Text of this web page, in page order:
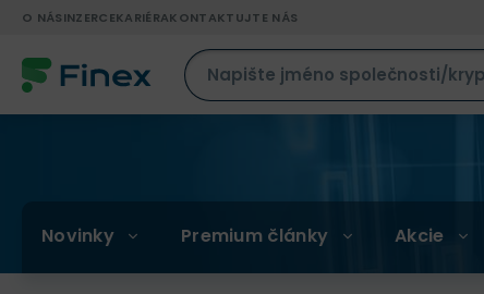
O NÁSINZERCEKARIÉRAKONTAKTUJTE NÁS
Novinky Premium články Akcie